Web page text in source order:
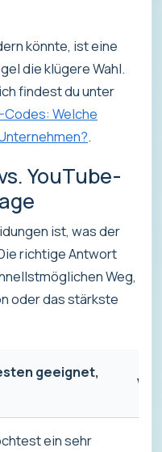
könnte, ist eine
die klügere Wahl.
findest du unter
Welche
.
YouTube-
ist, was der
richtige Antwort
Weg,
oder das stärkste
geeignet,
ein sehr